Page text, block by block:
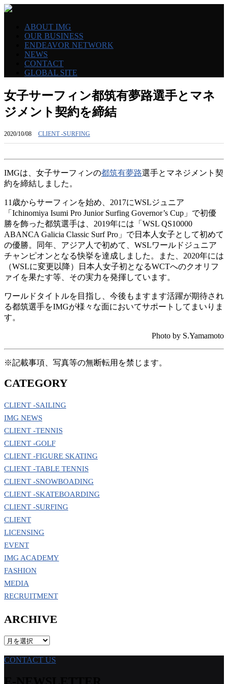
ABOUT IMG
OUR BUSINESS
ENDEAVOR NETWORK
NEWS
CONTACT
GLOBAL SITE
女子サーフィン都筑有夢路選手とマネ
ジメント契約を締結
2020/10/08 CLIENT -SURFING
IMGは、女子サーフィンの都筑有夢路選手とマネジメント契
約を締結しました。
11歳からサーフィンを始め、2017にWSLジュニア
「Ichinomiya Isumi Pro Junior Surfing Governor’s Cup」で初優
勝を飾った都筑選手は、2019年には「WSL QS10000
ABANCA Galicia Classic Surf Pro」で日本人女子として初めて
の優勝。同年、アジア人で初めて、WSLワールドジュニア
チャンピオンとなる快挙を達成しました。また、2020年には
（WSLに変更以降）日本人女子初となるWCTへのクオリフ
ァイを果たす等、その実力を発揮しています。
ワールドタイトルを目指し、今後もますます活躍が期待され
る都筑選手をIMGが様々な面においてサポートしてまいりま
す。
Photo by S.Yamamoto
※記載事項、写真等の無断転用を禁じます。
CATEGORY
CLIENT -SAILING
IMG NEWS
CLIENT -TENNIS
CLIENT -GOLF
CLIENT -FIGURE SKATING
CLIENT -TABLE TENNIS
CLIENT -SNOWBOADING
CLIENT -SKATEBOARDING
CLIENT -SURFING
CLIENT
LICENSING
EVENT
IMG ACADEMY
FASHION
MEDIA
RECRUITMENT
ARCHIVE
ARCHIVE
CONTACT US